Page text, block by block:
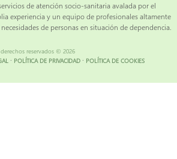
de atención socio-sanitaria avalada por el
experiencia y un equipo de profesionales altamente
de personas en situación de dependencia.
reservados © 2026
· POLÍTICA DE PRIVACIDAD · POLÍTICA DE COOKIES